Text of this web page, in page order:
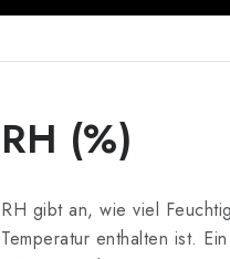
RH (%)
RH gibt an, wie viel
Temperatur enthalten ist.